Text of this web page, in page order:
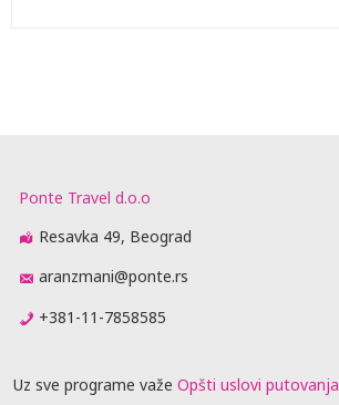
Ponte Travel d.o.o
Resavka 49, Beograd
aranzmani@ponte.rs
+381-11-7858585
Uz sve programe važe Opšti uslovi putovanja